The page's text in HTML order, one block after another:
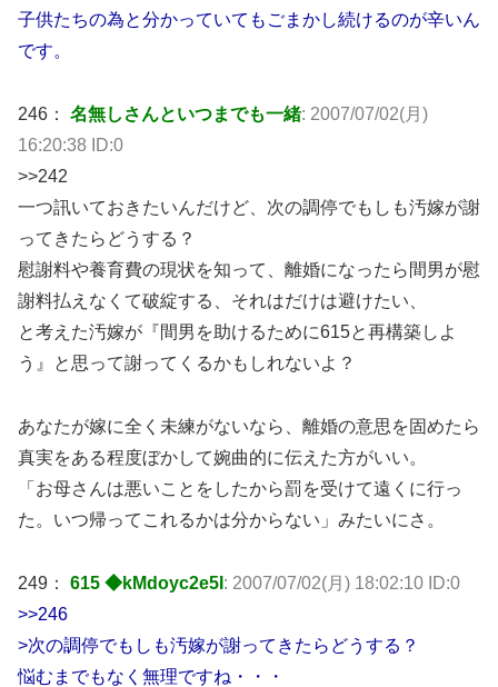
子供たちの為と分かっていてもごまかし続けるのが辛いん
です。
246： 名無しさんといつまでも一緒: 2007/07/02(月)
16:20:38 ID:0
>>242
一つ訊いておきたいんだけど、次の調停でもしも汚嫁が謝
ってきたらどうする？
慰謝料や養育費の現状を知って、離婚になったら間男が慰
謝料払えなくて破綻する、それはだけは避けたい、
と考えた汚嫁が『間男を助けるために615と再構築しよ
う』と思って謝ってくるかもしれないよ？
あなたが嫁に全く未練がないなら、離婚の意思を固めたら
真実をある程度ぼかして婉曲的に伝えた方がいい。
「お母さんは悪いことをしたから罰を受けて遠くに行っ
た。いつ帰ってこれるかは分からない」みたいにさ。
249： 615 ◆kMdoyc2e5I : 2007/07/02(月) 18:02:10 ID:0
>>246
>次の調停でもしも汚嫁が謝ってきたらどうする？
悩むまでもなく無理ですね・・・